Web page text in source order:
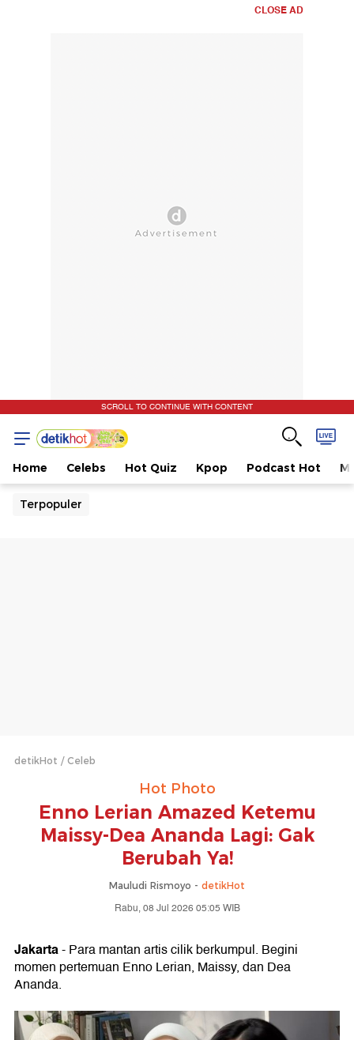
CLOSE AD
SCROLL TO CONTINUE WITH CONTENT
Home Celebs Hot Quiz Kpop Podcast Hot
Terpopuler
detikHot Celeb
Hot Photo
Enno Lerian Amazed Ketemu
Maissy-Dea Ananda Lagi: Gak
Berubah Ya!
Mauludi Rismoyo - detikHot
Rabu, 08 Jul 2026 05:05 WIB
Jakarta- Para mantan artis cilik berkumpul. Begini
momen pertemuan Enno Lerian, Maissy, dan Dea
Ananda.